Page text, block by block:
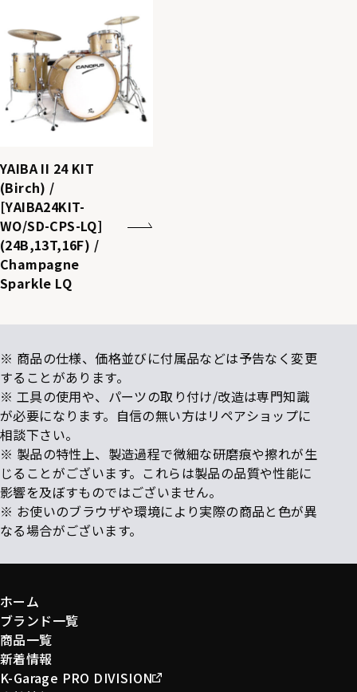
YAIBA II 24 KIT
(Birch) /
[YAIBA24KIT-
WO/SD-CPS-LQ]
(24B,13T,16F) /
Champagne
Sparkle LQ
※ 商品の仕様、価格並びに付属品などは予告なく変更
することがあります。
※ 工具の使用や、パーツの取り付け/改造は専門知識
が必要になります。自信の無い方はリペアショップに
相談下さい。
※ 製品の特性上、製造過程で微細な研磨痕や擦れが生
じることがございます。これらは製品の品質や性能に
影響を及ぼすものではございません。
※ お使いのブラウザや環境により実際の商品と色が異
なる場合がございます。
ホーム
ブランド一覧
商品一覧
新着情報
K-Garage PRO DIVISION